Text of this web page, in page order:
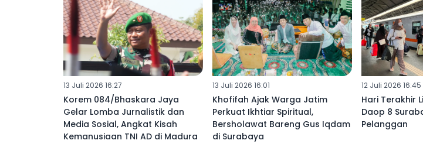
13 Juli 2026 16:27
Korem 084/Bhaskara Jaya
Gelar Lomba Jurnalistik dan
Media Sosial, Angkat Kisah
Kemanusiaan TNI AD di Madura
13 Juli 2026 16:01
Khofifah Ajak Warga Jatim
Perkuat Ikhtiar Spiritual,
Bersholawat Bareng Gus Iqdam
di Surabaya
12 Juli 2026 16:45
Hari Terakhir
Daop 8
Pelanggan